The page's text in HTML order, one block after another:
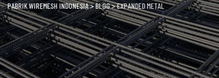
PABRIK WIREMESH INDONESIA>BLOG>EXPANDED METAL